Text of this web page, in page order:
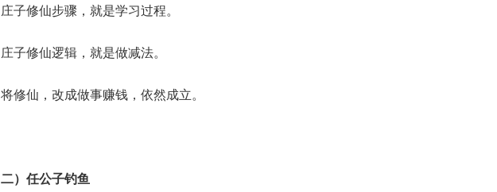
庄子修仙步骤，就是学习过程。
庄子修仙逻辑，就是做减法。
将修仙，改成做事赚钱，依然成立。
二）任公子钓鱼